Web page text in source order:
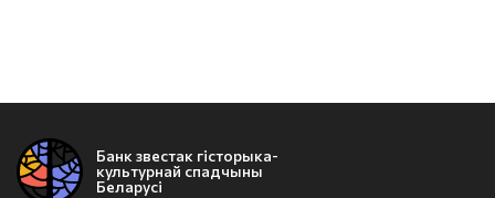
Банк звестак гісторыка-
культурнай спадчыны
Беларусі